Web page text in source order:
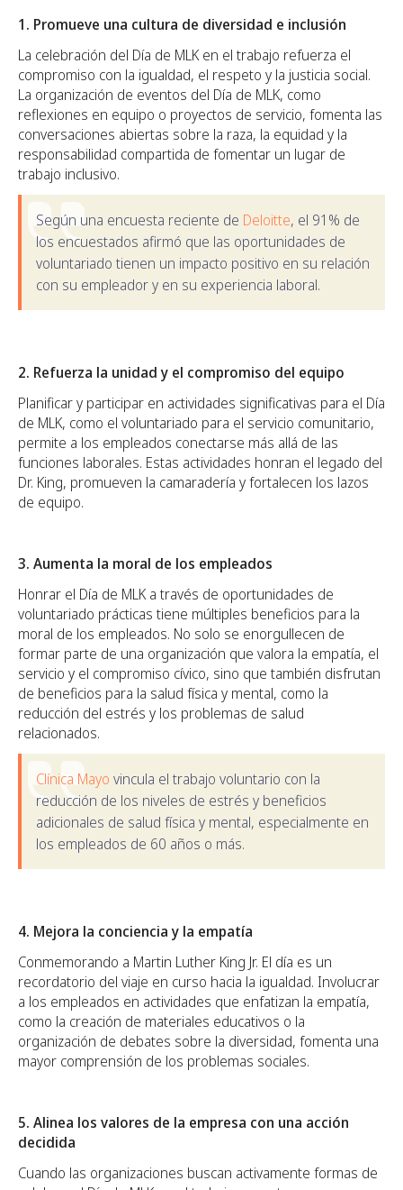
1. Promueve una cultura de diversidad e inclusión
La celebración del Día de MLK en el trabajo refuerza el
compromiso con la igualdad, el respeto y la justicia social.
La organización de eventos del Día de MLK, como
reflexiones en equipo o proyectos de servicio, fomenta las
conversaciones abiertas sobre la raza, la equidad y la
responsabilidad compartida de fomentar un lugar de
trabajo inclusivo.
Según una encuesta reciente de Deloitte, el 91% de
los encuestados afirmó que las oportunidades de
voluntariado tienen un impacto positivo en su relación
con su empleador y en su experiencia laboral.
2. Refuerza la unidad y el compromiso del equipo
Planificar y participar en actividades significativas para el Día
de MLK, como el voluntariado para el servicio comunitario,
permite a los empleados conectarse más allá de las
funciones laborales. Estas actividades honran el legado del
Dr. King, promueven la camaradería y fortalecen los lazos
de equipo.
3. Aumenta la moral de los empleados
Honrar el Día de MLK a través de oportunidades de
voluntariado prácticas tiene múltiples beneficios para la
moral de los empleados. No solo se enorgullecen de
formar parte de una organización que valora la empatía, el
servicio y el compromiso cívico, sino que también disfrutan
de beneficios para la salud física y mental, como la
reducción del estrés y los problemas de salud
relacionados.
Clínica Mayo vincula el trabajo voluntario con la
reducción de los niveles de estrés y beneficios
adicionales de salud física y mental, especialmente en
los empleados de 60 años o más.
4. Mejora la conciencia y la empatía
Conmemorando a Martin Luther King Jr. El día es un
recordatorio del viaje en curso hacia la igualdad. Involucrar
a los empleados en actividades que enfatizan la empatía,
como la creación de materiales educativos o la
organización de debates sobre la diversidad, fomenta una
mayor comprensión de los problemas sociales.
5. Alinea los valores de la empresa con una acción
decidida
Cuando las organizaciones buscan activamente formas de